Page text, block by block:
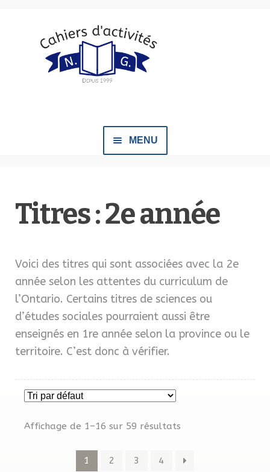
contenu
MENU
Congrès
LE
MENU
Gratuités
OMG!
Reproduction
Avis
Questions?
Titres : 2e année
Voici des titres qui sont associées avec la 2e
année selon les attentes du curriculum de
l’Ontario. Certains titres de sciences ou
d’études sociales pourraient aussi être
enseignés en 1re année selon la province ou le
territoire. C’est donc à vérifier.
Affichage de 1–16 sur 59 résultats
1 2 3 4